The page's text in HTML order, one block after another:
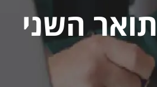
השני